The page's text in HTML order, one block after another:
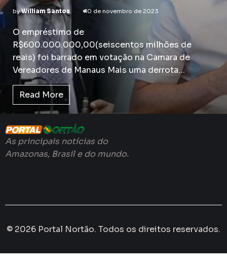
byWilliam Santos 10 de novembro de 2023
O empréstimo de
R$600.000.000,00(seiscentos milhões de
reais) foi barrado em votação na Camara de
Vereadores de Manaus Mais uma derrota…
Read More
As principais notícias do
Amazonas, Brasil e do mundo.
© 2026 Portal Nortão. Todos os direitos reservados.